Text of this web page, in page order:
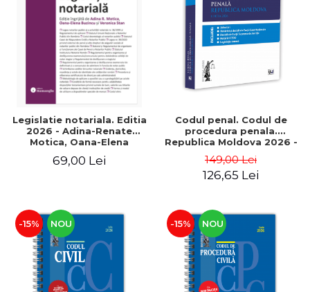
ADMINISTRATIVE
ȘTIINȚE ECONOMICE
ȘTIINȚE EXACTE
EDUCAȚIE FIZICĂ ȘI SPORT
PREUNIVERSITARIA
ÎN CURS DE APARIȚIE
NOUTĂȚI
PACHETE DE STUDIU
Cum Cumpăr
Politica de Retur
Formular de Retur
Distribuitori
Legislatie notariala. Editia
2026 - Adina-Renate
Motica, Oana-Elena
69,00 Lei
Codul penal. Codul de
procedura penala.
Republica Moldova 2026 -
Dolea, Sergiu Brinza,
Gheorghe Renita
149,00 Lei
126,65 Lei
-15% NOU -15% NOU